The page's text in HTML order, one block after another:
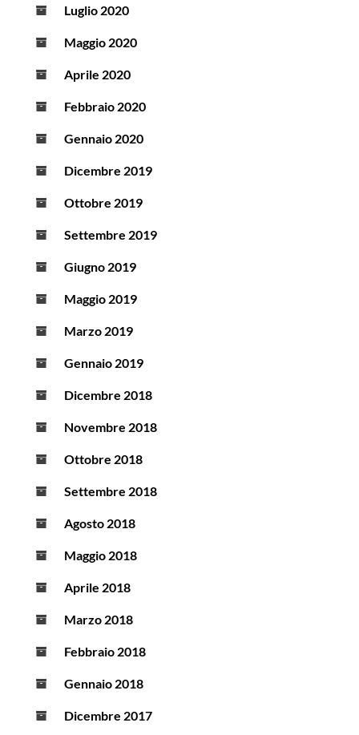
Luglio 2020
Maggio 2020
Aprile 2020
Febbraio 2020
Gennaio 2020
Dicembre 2019
Ottobre 2019
Settembre 2019
Giugno 2019
Maggio 2019
Marzo 2019
Gennaio 2019
Dicembre 2018
Novembre 2018
Ottobre 2018
Settembre 2018
Agosto 2018
Maggio 2018
Aprile 2018
Marzo 2018
Febbraio 2018
Gennaio 2018
Dicembre 2017